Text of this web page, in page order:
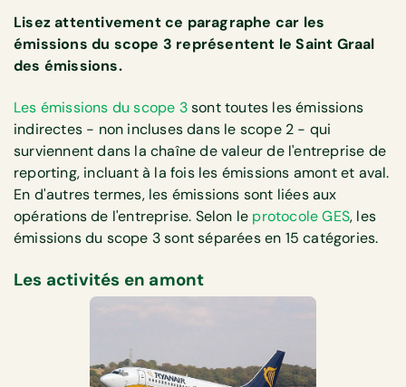
Lisez attentivement ce paragraphe car les
émissions du scope 3 représentent le Saint Graal
des émissions.
Les émissions du scope 3sont toutes les émissions
indirectes - non incluses dans le scope 2 - qui
surviennent dans la chaîne de valeur de l'entreprise de
reporting, incluant à la fois les émissions amont et aval.
En d'autres termes, les émissions sont liées aux
opérations de l'entreprise. Selon le protocole GES, les
émissions du scope 3 sont séparées en 15 catégories.
Les activités en amont